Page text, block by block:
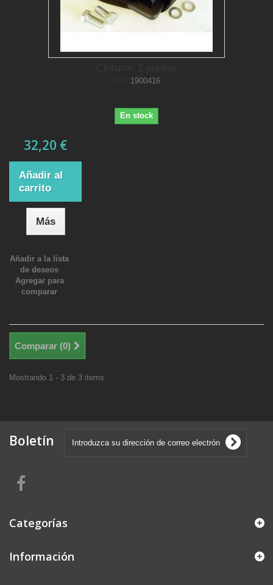
1900416
En stock
32,20 €
Añadir al
carrito
Más
Añadir a la lista
de deseos
Agregar para
comparar
Comparar (0)
Mostrando 1 - 3 de 3 items
Boletín
Categorías
Información